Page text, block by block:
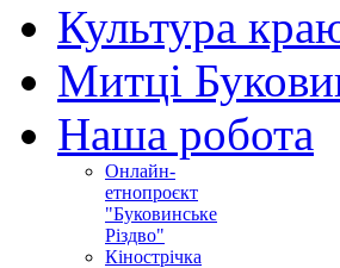
Культура
Митці
Наша робота
Онлайн-
етнопроєкт
"Буковинське
Різдво"
Кінострічка